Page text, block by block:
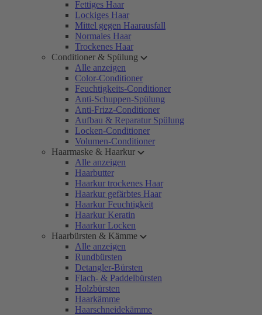
Fettiges Haar
Lockiges Haar
Mittel gegen Haarausfall
Normales Haar
Trockenes Haar
Conditioner & Spülung
Alle anzeigen
Color-Conditioner
Feuchtigkeits-Conditioner
Anti-Schuppen-Spülung
Anti-Frizz-Conditioner
Aufbau & Reparatur Spülung
Locken-Conditioner
Volumen-Conditioner
Haarmaske & Haarkur
Alle anzeigen
Haarbutter
Haarkur trockenes Haar
Haarkur gefärbtes Haar
Haarkur Feuchtigkeit
Haarkur Keratin
Haarkur Locken
Haarbürsten & Kämme
Alle anzeigen
Rundbürsten
Detangler-Bürsten
Flach- & Paddelbürsten
Holzbürsten
Haarkämme
Haarschneidekämme